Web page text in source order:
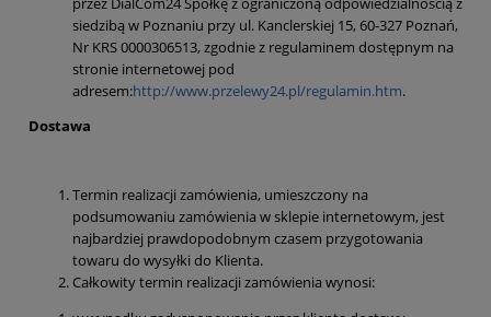
siedzibą w Poznaniu przy ul. Kanclerskiej 15, 60-327 Poznań,
Nr KRS 0000306513, zgodnie z regulaminem dostępnym na
stronie internetowej pod
adresem:http://www.przelewy24.pl/regulamin.htm.
Dostawa
Termin realizacji zamówienia, umieszczony na
podsumowaniu zamówienia w sklepie internetowym, jest
najbardziej prawdopodobnym czasem przygotowania
towaru do wysyłki do Klienta.
Całkowity termin realizacji zamówienia wynosi: